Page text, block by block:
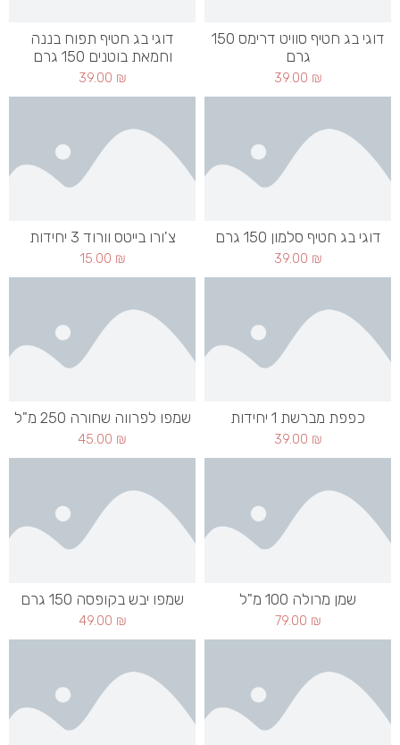
דוגי בג חטיף סוויט דרימס 150
גרם
39.00 ₪
דוגי בג חטיף תפוח בננה
וחמאת בוטנים 150 גרם
39.00 ₪
דוגי בג חטיף סלמון 150 גרם
39.00 ₪
צ'ורו בייטס וורוד 3 יחידות
15.00 ₪
כפפת מברשת 1 יחידות
39.00 ₪
שמפו לפרווה שחורה 250 מ"ל
45.00 ₪
שמן מרולה 100 מ"ל
79.00 ₪
שמפו יבש בקופסה 150 גרם
49.00 ₪